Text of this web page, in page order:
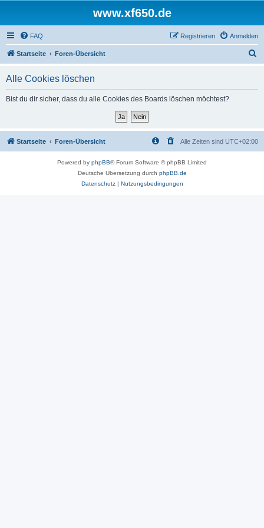
www.xf650.de
FAQ Anmelden
Registrieren
Startseite Foren-Übersicht
Alle Cookies löschen
Bist du dir sicher, dass du alle Cookies des Boards löschen möchtest?
Startseite Foren-Übersicht Alle Zeiten sind UTC+02:00
Powered by phpBB® Forum Software © phpBB Limited
Deutsche Übersetzung durch phpBB.de
Datenschutz| Nutzungsbedingungen